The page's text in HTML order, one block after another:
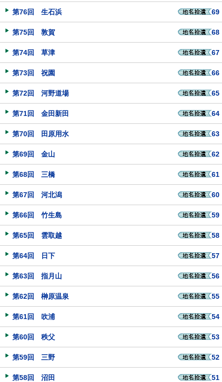
第76回 生石浜 69
第75回 敦賀 68
第74回 草津 67
第73回 祝園 66
第72回 河野道場 65
第71回 金田新田 64
第70回 田原用水 63
第69回 金山 62
第68回 三橋 61
第67回 河北潟 60
第66回 竹生島 59
第65回 雲取越 58
第64回 日下 57
第63回 指月山 56
第62回 榊原温泉 55
第61回 吹浦 54
第60回 秩父 53
第59回 三野 52
第58回 沼田 51